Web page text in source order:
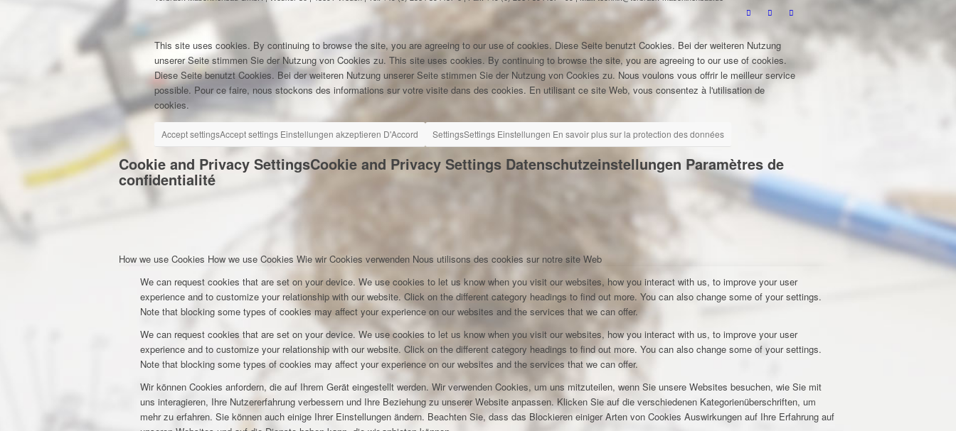
This site uses cookies. By continuing to browse the site, you are agreeing to our use of cookies. Diese Seite benutzt Cookies. Bei der weiteren Nutzung
unserer Seite stimmen Sie der Nutzung von Cookies zu. This site uses cookies. By continuing to browse the site, you are agreeing to our use of cookies.
Diese Seite benutzt Cookies. Bei der weiteren Nutzung unserer Seite stimmen Sie der Nutzung von Cookies zu. Nous voulons vous offrir le meilleur service
possible. Pour ce faire, nous stockons des informations sur votre visite dans des cookies. En utilisant ce site Web, vous consentez à l'utilisation de
cookies.
Accept settingsAccept settings Einstellungen akzeptieren D'Accord SettingsSettings Einstellungen En savoir plus sur la protection des données
Cookie and Privacy SettingsCookie and Privacy Settings Datenschutzeinstellungen Paramètres de
confidentialité
How we use Cookies How we use Cookies Wie wir Cookies verwenden Nous utilisons des cookies sur notre site Web
We can request cookies that are set on your device. We use cookies to let us know when you visit our websites, how you interact with us, to improve your user
experience and to customize your relationship with our website. Click on the different category headings to find out more. You can also change some of your settings.
Note that blocking some types of cookies may affect your experience on our websites and the services that we can offer.
We can request cookies that are set on your device. We use cookies to let us know when you visit our websites, how you interact with us, to improve your user
experience and to customize your relationship with our website. Click on the different category headings to find out more. You can also change some of your settings.
Note that blocking some types of cookies may affect your experience on our websites and the services that we can offer.
Wir können Cookies anfordern, die auf Ihrem Gerät eingestellt werden. Wir verwenden Cookies, um uns mitzuteilen, wenn Sie unsere Websites besuchen, wie Sie mit
uns interagieren, Ihre Nutzererfahrung verbessern und Ihre Beziehung zu unserer Website anpassen. Klicken Sie auf die verschiedenen Kategorienüberschriften, um
mehr zu erfahren. Sie können auch einige Ihrer Einstellungen ändern. Beachten Sie, dass das Blockieren einiger Arten von Cookies Auswirkungen auf Ihre Erfahrung auf